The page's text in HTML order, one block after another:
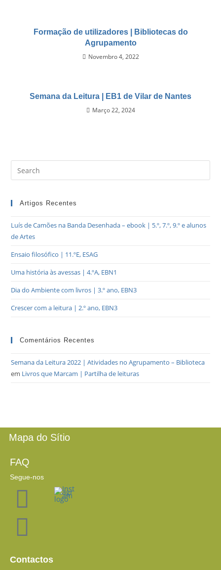
Formação de utilizadores | Bibliotecas do
Agrupamento
Novembro 4, 2022
Semana da Leitura | EB1 de Vilar de Nantes
Março 22, 2024
Artigos Recentes
Luís de Camões na Banda Desenhada – ebook | 5.º, 7.º, 9.º e alunos
de Artes
Ensaio filosófico | 11.ºE, ESAG
Uma história às avessas | 4.ºA, EBN1
Dia do Ambiente com livros | 3.º ano, EBN3
Crescer com a leitura | 2.º ano, EBN3
Comentários Recentes
Semana da Leitura 2022 | Atividades no Agrupamento – Biblioteca
em Livros que Marcam | Partilha de leituras
Mapa do Sítio
FAQ
Segue-nos
Contactos